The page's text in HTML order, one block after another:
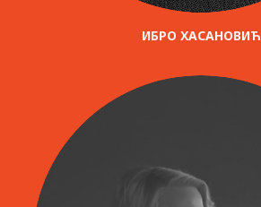
ИБРО ХАСАНОВИЋ